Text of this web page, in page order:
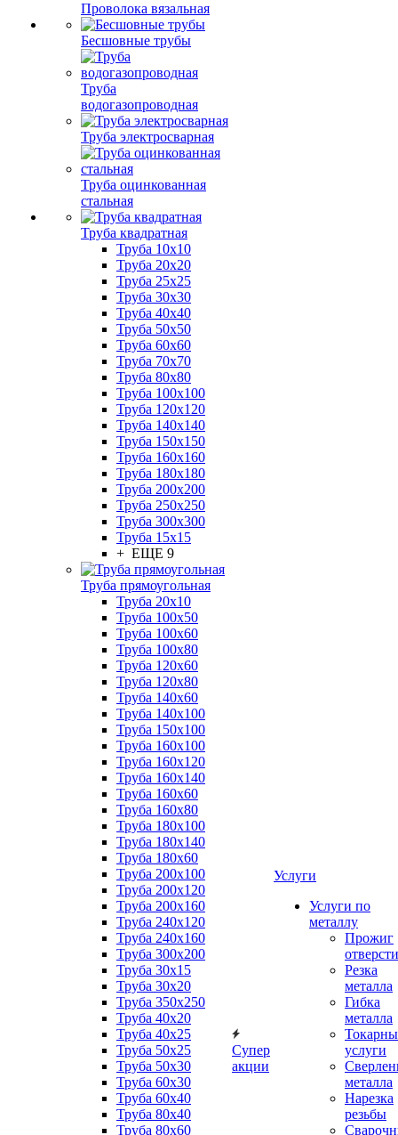
Проволока вязальная
Бесшовные трубы
Труба
водогазопроводная
Труба электросварная
Труба оцинкованная
стальная
Труба квадратная
Труба 10x10
Труба 20x20
Труба 25x25
Труба 30x30
Труба 40x40
Труба 50x50
Труба 60x60
Труба 70x70
Труба 80x80
Труба 100x100
Труба 120x120
Труба 140x140
Труба 150x150
Труба 160x160
Труба 180x180
Труба 200x200
Труба 250x250
Труба 300x300
Труба 15x15
+ ЕЩЕ 9
Труба прямоугольная
Труба 20x10
Труба 100x50
Труба 100x60
Труба 100x80
Труба 120x60
Труба 120x80
Труба 140x60
Труба 140x100
Труба 150x100
Труба 160x100
Труба 160x120
Труба 160x140
Труба 160x60
Труба 160x80
Труба 180x100
Труба 180x140
Труба 180x60
Труба 200x100
Труба 200x120
Труба 200x160
Труба 240x120
Труба 240x160
Труба 300x200
Труба 30x15
Труба 30x20
Труба 350x250
Труба 40x20
Труба 40x25
Труба 50x25
Труба 50x30
Труба 60x30
Труба 60x40
Труба 80x40
Труба 80x60
Супер
акции
Услуги
Услуги по
металлу
Прожиг
Резка
металла
Гибка
металла
услуги
металла
Нарезка
резьбы